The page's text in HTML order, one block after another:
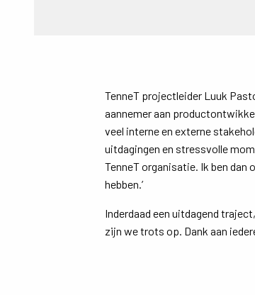
TenneT projectleider Luuk
aannemer aan
veel interne en externe
uitdagingen en stressvolle
TenneT organisatie. Ik ben
hebben.’
Inderdaad een uitdagend
zijn we trots op. Dank aan